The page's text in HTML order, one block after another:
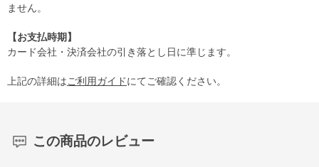
ません。
【お支払時期】
カード会社・決済会社の引き落とし日に準じます。
上記の詳細はご利用ガイドにてご確認ください。
この商品のレビュー